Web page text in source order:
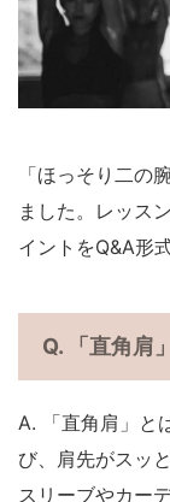
「ほっそり二の
ました。レッス
イントをQ&A形
Q. 「直角肩
A. 「直角肩」と
び、肩先がスッ
スリーブやカー